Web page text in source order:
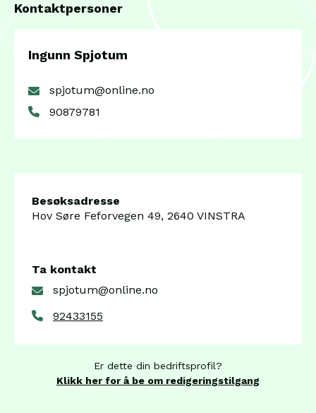
Kontaktpersoner
Ingunn Spjotum
spjotum@online.no
90879781
Besøksadresse
Hov Søre Feforvegen 49, 2640 VINSTRA
Ta kontakt
spjotum@online.no
92433155
Er dette din bedriftsprofil?
Klikk her for å be om redigeringstilgang